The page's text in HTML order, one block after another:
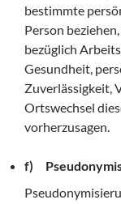
bestimmte
Person
bezüglich
Gesundheit,
Zuverlässigkeit,
Ortswechsel
vorherzusagen.
f)